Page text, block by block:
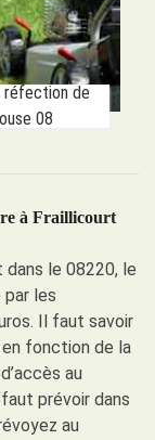
réfection de
08
à Fraillicourt
dans le 08220, le
par les
Il faut savoir
fonction de la
au
prévoir dans
au